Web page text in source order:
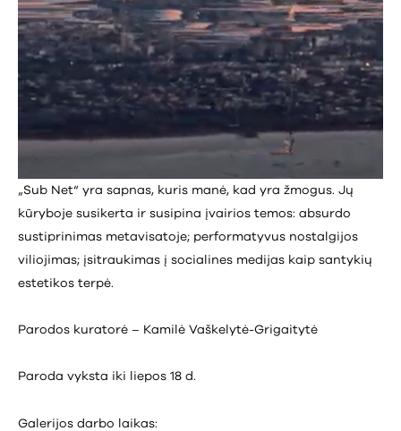
„Sub Net“ yra sapnas, kuris manė, kad yra žmogus. Jų
kūryboje susikerta ir susipina įvairios temos: absurdo
sustiprinimas metavisatoje; performatyvus nostalgijos
viliojimas; įsitraukimas į socialines medijas kaip santykių
estetikos terpė.
Parodos kuratorė – Kamilė Vaškelytė-Grigaitytė
Paroda vyksta iki liepos 18 d.
Galerijos darbo laikas: